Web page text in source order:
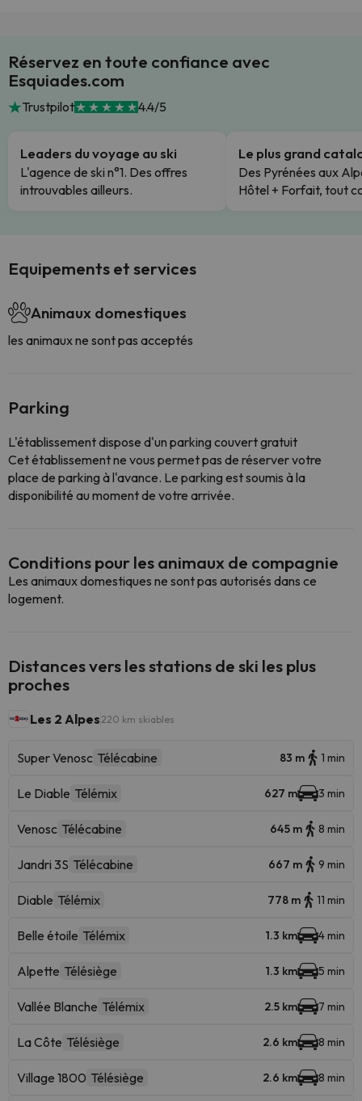
Réservez en toute confiance avec
Esquiades.com
Trustpilot 4.4/5
Leaders du voyage au ski
L'agence de ski n°1. Des offres
introuvables ailleurs.
Le plus grand
Des Pyrénées aux
Hôtel + Forfait, tout
Equipements et services
Animaux domestiques
les animaux ne sont pas acceptés
Parking
L'établissement dispose d'un parking couvert gratuit
Cet établissement ne vous permet pas de réserver votre
place de parking à l'avance. Le parking est soumis à la
disponibilité au moment de votre arrivée.
Conditions pour les animaux de compagnie
Les animaux domestiques ne sont pas autorisés dans ce
logement.
Distances vers les stations de ski les plus
proches
Les 2 Alpes 220 km skiables
Super Venosc Télécabine 83 m 1 min
Le Diable Télémix 627 m 3 min
Venosc Télécabine 645 m 8 min
Jandri 3S Télécabine 667 m 9 min
Diable Télémix 778 m 11 min
Belle étoile Télémix 1.3 km 4 min
Alpette Télésiège 1.3 km 5 min
Vallée Blanche Télémix 2.5 km 7 min
La Côte Télésiège 2.6 km 8 min
Village 1800 Télésiège 2.6 km 8 min